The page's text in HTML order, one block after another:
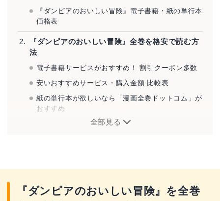
『ダンピアのおいしい冒険』電子書籍・紙の単行本
価格表
『ダンピアのおいしい冒険』全巻を格安で読む方
法
電子書籍サービスがおすすめ！ 割引クーポン多数
安いおすすめサービス・購入金額 比較表
紙の単行本が欲しいなら「漫画全巻ドットコム」が
おすすめ
全部見る
『ダンピアのおいしい冒険』を全巻